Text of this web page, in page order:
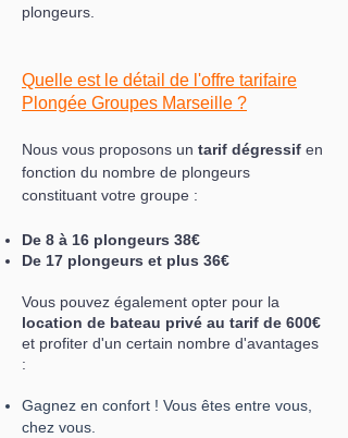
plongeurs.
Quelle est le détail de l'offre tarifaire
Plongée Groupes Marseille ?
Nous vous proposons un tarif dégressif en
fonction du nombre de plongeurs
constituant votre groupe :
De 8 à 16 plongeurs 38€
De 17 plongeurs et plus 36€
Vous pouvez également opter pour la
location de bateau privé au tarif de 600€
et profiter d'un certain nombre d'avantages
:
Gagnez en confort ! Vous êtes entre vous,
chez vous.